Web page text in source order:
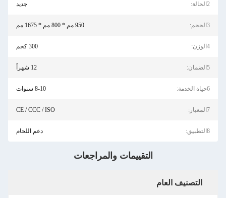
جديد
950 مم * 800 مم * 1675 مم
300 كجم
12 شهراً
8-10 سنوات
CE / CCC / ISO
دعم اللحام
التقييمات والمراجعات
التصنيف العام